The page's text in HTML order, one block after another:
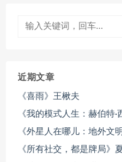
近期文章
《喜雨》王楸夫
《我的模式人生：赫伯特
《外星人在哪儿：地外文
《所有社交，都是牌局》